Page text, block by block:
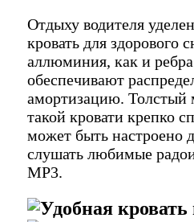
Отдыху водителя
кровать для здорового
аллюминия, как и
обеспечивают
амортизацию. Толстый
такой кровати крепко
может быть настроено
слушать любимые
MP3.